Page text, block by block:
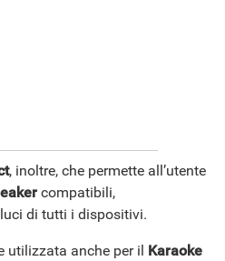
, inoltre, che permette all’utente
compatibili,
di tutti i dispositivi.
utilizzata anche per il Karaoke